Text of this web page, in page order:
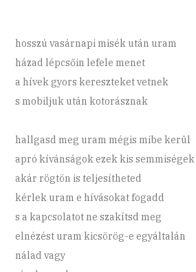
hosszú vasárnapi misék után uram
házad lépcsőin lefele menet
a hívek gyors kereszteket vetnek
s mobiljuk után kotorásznak
hallgasd meg uram mégis mibe kerül
apró kívánságok ezek kis semmiségek
akár rögtön is teljesítheted
kérlek uram e hívásokat fogadd
s a kapcsolatot ne szakítsd meg
elnézést uram kicsörög-e egyáltalán
nálad vagy